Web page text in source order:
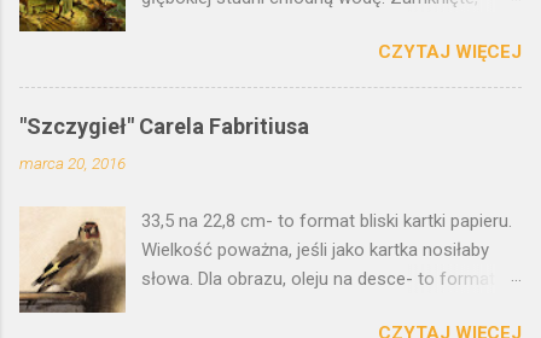
t
a
kryptonimy. Jak motyw z upadkiem Ikara.
Pejzaż z upadkiem Ikara przypisywany jest
Pieterowi Brueglowi Starszemu.
we Wrocławiu mamy jego wersję, pewnego
autorstwa Pietera Breughla młodszego.
Wymaga ode mnie odwagi, żeby o nim
CZYTAJ WIĘCEJ
"Szczygieł" Carela Fabritiusa
marca 20, 2016
33,5 na 22,8 cm- to format bliski kartki papieru.
Wielkość poważna, jeśli jako kartka nosiłaby
słowa. Dla obrazu, oleju na desce- to format
CZYTAJ WIĘCEJ